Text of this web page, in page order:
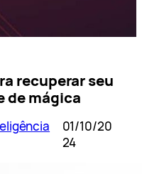
recuperar seu
de mágica
01/10/20
24